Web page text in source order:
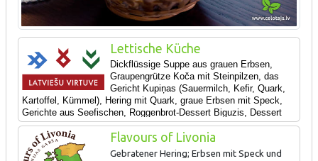
Lettische Küche
Dickflüssige Suppe aus grauen Erbsen,
Graupengrütze Koča mit Steinpilzen, das
Gericht Kupiņas (Sauermilch, Kefir, Quark,
Kartoffel, Kümmel), Hering mit Quark, graue Erbsen mit Speck,
Gerichte aus Seefischen, Roggenbrot-Dessert Biguzis,
Dessert
aus Sanddornbeeren und Honig.
Flavours of Livonia
Gebratener Hering; Erbsen mit Speck und